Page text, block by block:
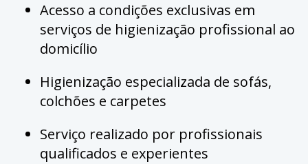
Acesso a condições exclusivas em
serviços de higienização profissional ao
domicílio
Higienização especializada de sofás,
colchões e carpetes
Serviço realizado por profissionais
qualificados e experientes